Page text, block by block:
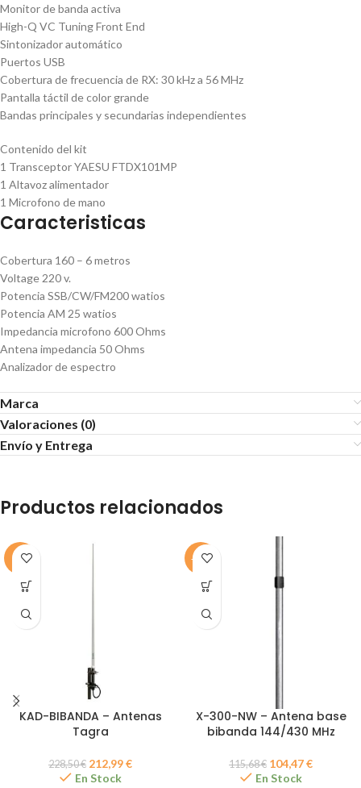
Monitor de banda activa
High-Q VC Tuning Front End
Sintonizador automático
Puertos USB
Cobertura de frecuencia de RX: 30 kHz a 56 MHz
Pantalla táctil de color grande
Bandas principales y secundarias independientes
Contenido del kit
1 Transceptor YAESU FTDX101MP
1 Altavoz alimentador
1 Microfono de mano
Caracteristicas
Cobertura 160 – 6 metros
Voltage 220 v.
Potencia SSB/CW/FM200 watios
Potencia AM 25 watios
Impedancia microfono 600 Ohms
Antena impedancia 50 Ohms
Analizador de espectro
Marca
Valoraciones (0)
Envío y Entrega
Productos relacionados
-7%
KAD-BIBANDA – Antenas
Tagra
228,50€ 212,99€
En Stock
-10%
X-300-NW – Antena base
bibanda 144/430 MHz
115,68€ 104,47€
En Stock